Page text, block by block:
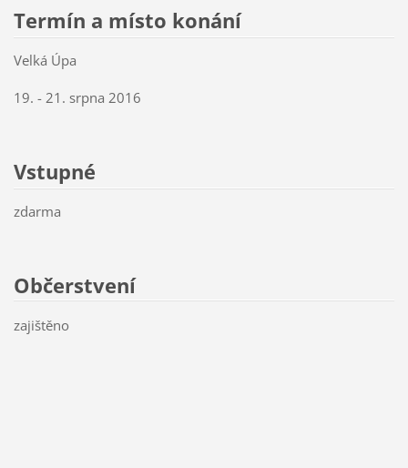
Termín a místo konání
Velká Úpa
19. - 21. srpna 2016
Vstupné
zdarma
Občerstvení
zajištěno